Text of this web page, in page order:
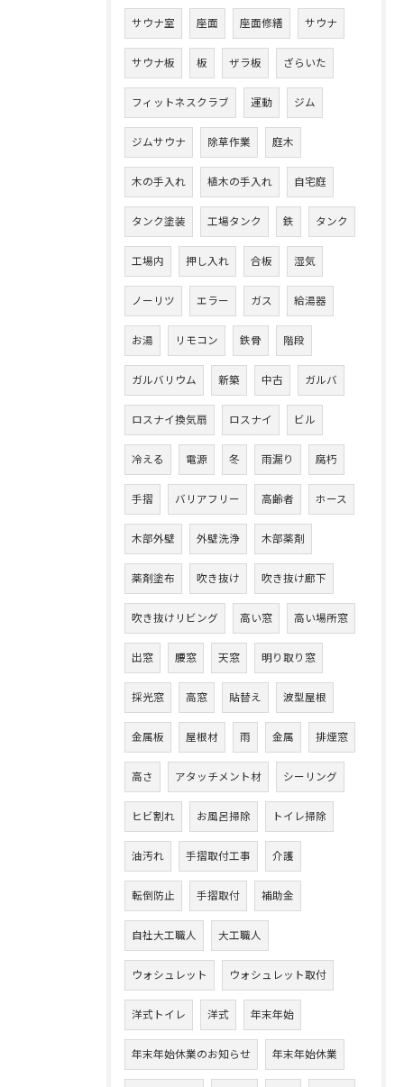
サウナ室 座面 座面修繕 サウナ
サウナ板 板 ザラ板 ざらいた
フィットネスクラブ 運動 ジム
ジムサウナ 除草作業 庭木
木の手入れ 植木の手入れ 自宅庭
タンク塗装 工場タンク 鉄 タンク
工場内 押し入れ 合板 湿気
ノーリツ エラー ガス 給湯器
お湯 リモコン 鉄骨 階段
ガルバリウム 新築 中古 ガルバ
ロスナイ換気扇 ロスナイ ビル
冷える 電源 冬 雨漏り 腐朽
手摺 バリアフリー 高齢者 ホース
木部外壁 外壁洗浄 木部薬剤
薬剤塗布 吹き抜け 吹き抜け廊下
吹き抜けリビング 高い窓 高い場所窓
出窓 腰窓 天窓 明り取り窓
採光窓 高窓 貼替え 波型屋根
金属板 屋根材 雨 金属 排煙窓
高さ アタッチメント材 シーリング
ヒビ割れ お風呂掃除 トイレ掃除
油汚れ 手摺取付工事 介護
転倒防止 手摺取付 補助金
自社大工職人 大工職人
ウォシュレット ウォシュレット取付
洋式トイレ 洋式 年末年始
年末年始休業のお知らせ 年末年始休業